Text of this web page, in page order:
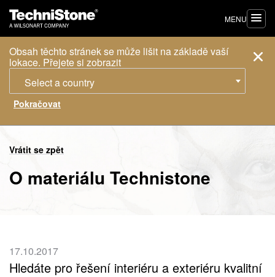
Obsah těchto stránek se může lišit na základě vaší
lokace. Přejete si zobrazit
Select a country
MENU
Vrátit se zpět
O materiálu Technistone
17.10.2017
Hledáte pro řešení interiéru a exteriéru kvalitní